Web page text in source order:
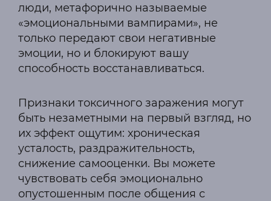
люди, метафорично называемые
«эмоциональными вампирами», не
только передают свои негативные
эмоции, но и блокируют вашу
способность восстанавливаться.
Признаки токсичного заражения могут
быть незаметными на первый взгляд, но
их эффект ощутим: хроническая
усталость, раздражительность,
снижение самооценки. Вы можете
чувствовать себя эмоционально
опустошенным после общения с